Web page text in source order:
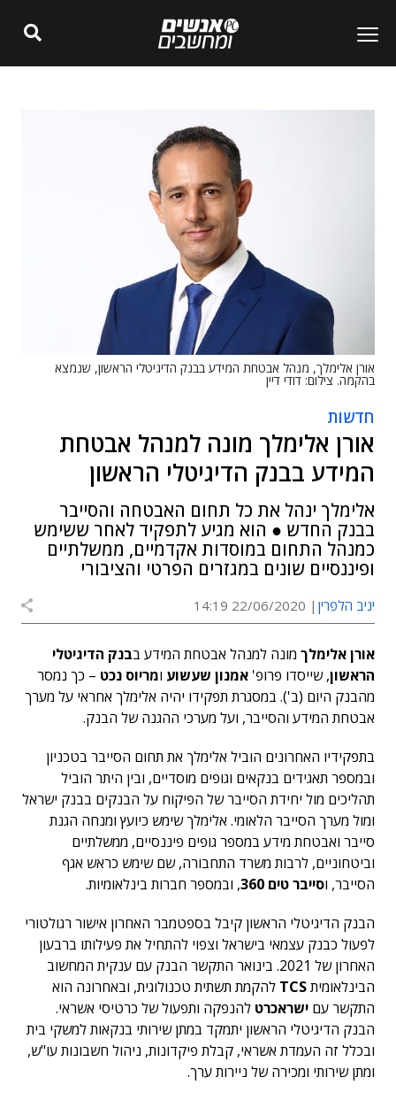
אורן אלימלך, מנהל אבטחת המידע בבנק הדיגיטלי הראשון, שנמצא
בהקמה. צילום: דודי דיין
חדשות
אורן אלימלך מונה למנהל אבטחת
המידע בבנק הדיגיטלי הראשון
אלימלך ינהל את כל תחום האבטחה והסייבר
בבנק החדש ● הוא מגיע לתפקיד לאחר ששימש
כמנהל התחום במוסדות אקדמיים, ממשלתיים
ופיננסיים שונים במגזרים הפרטי והציבורי
יניב הלפרין 22/06/2020 14:19
אורן אלימלך מונה למנהל אבטחת המידע בבנק הדיגיטלי
הראשון, שייסדו פרופ' אמנון שעשוע ומריוס נכט – כך נמסר
מהבנק היום (ב'). במסגרת תפקידו יהיה אלימלך אחראי על מערך
אבטחת המידע והסייבר, ועל מערכי ההגנה של הבנק.
בתפקידיו האחרונים הוביל אלימלך את תחום הסייבר בטכניון
ובמספר תאגידים בנקאים וגופים מוסדיים, ובין היתר הוביל
תהליכים מול יחידת הסייבר של הפיקוח על הבנקים בבנק ישראל
ומול מערך הסייבר הלאומי. אלימלך שימש כיועץ ומנחה הגנת
סייבר ואבטחת מידע במספר גופים פיננסיים, ממשלתיים
וביטחוניים, לרבות משרד התחבורה, שם שימש כראש אגף
הסייבר, וסייבר טים 360
, ובמספר חברות בינלאומיות.
הבנק הדיגיטלי הראשון קיבל בספטמבר האחרון אישור רגולטורי
לפעול כבנק עצמאי בישראל וצפוי להתחיל את פעילותו ברבעון
האחרון של 2021. בינואר התקשר הבנק עם ענקית המחשוב
הבינלאומיתTCS להקמת תשתית טכנולוגית, ובאחרונה הוא
התקשר עם ישראכרט להנפקה ותפעול של כרטיסי אשראי.
הבנק הדיגיטלי הראשון יתמקד במתן שירותי בנקאות למשקי בית
ובכלל זה העמדת אשראי, קבלת פיקדונות, ניהול חשבונות עו"ש,
ומתן שירותי ומכירה של ניירות ערך.